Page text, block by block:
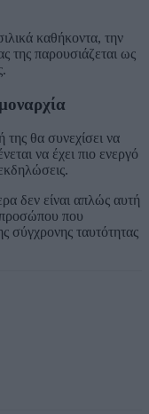
καθήκοντα, την
της παρουσιάζεται ως
της θα συνεχίσει να
να έχει πιο ενεργό
δεν είναι απλώς αυτή
προσώπου που
σύγχρονης ταυτότητας